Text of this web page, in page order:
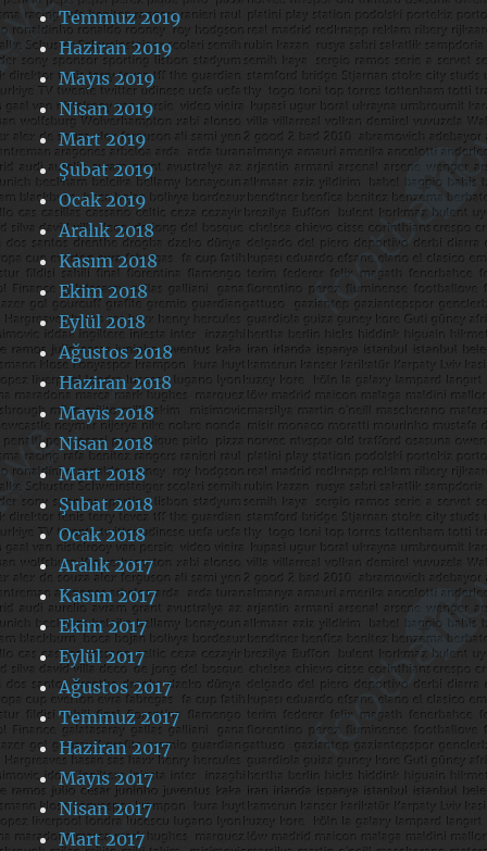
Temmuz 2019
Haziran 2019
Mayıs 2019
Nisan 2019
Mart 2019
Şubat 2019
Ocak 2019
Aralık 2018
Kasım 2018
Ekim 2018
Eylül 2018
Ağustos 2018
Haziran 2018
Mayıs 2018
Nisan 2018
Mart 2018
Şubat 2018
Ocak 2018
Aralık 2017
Kasım 2017
Ekim 2017
Eylül 2017
Ağustos 2017
Temmuz 2017
Haziran 2017
Mayıs 2017
Nisan 2017
Mart 2017